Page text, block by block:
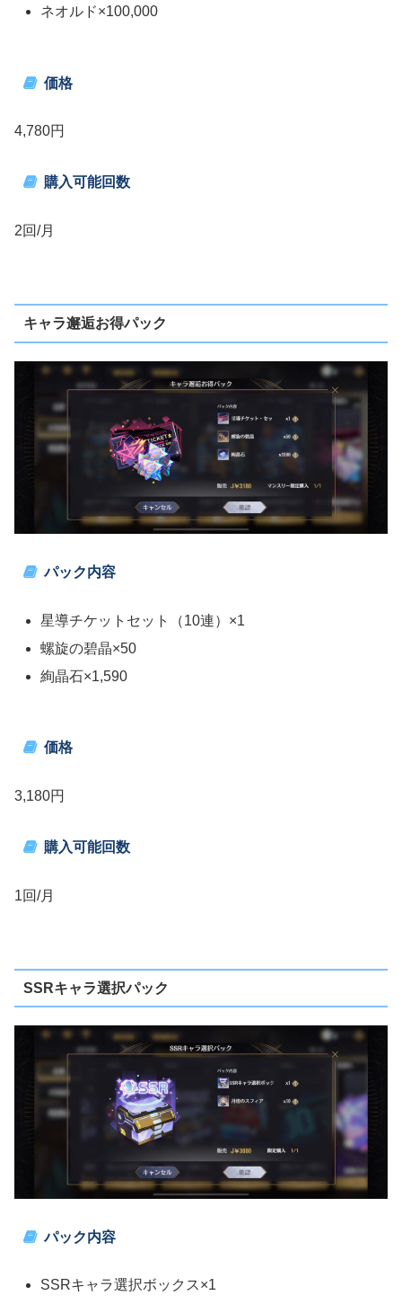
ネオルド×100,000
価格
4,780円
購入可能回数
2回/月
キャラ邂逅お得パック
パック内容
星導チケットセット（10連）×1
螺旋の碧晶×50
絢晶石×1,590
価格
3,180円
購入可能回数
1回/月
SSRキャラ選択パック
パック内容
SSRキャラ選択ボックス×1